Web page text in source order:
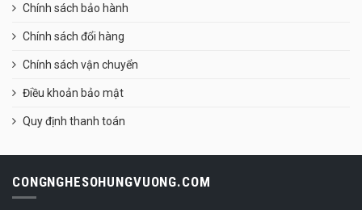
Chính sách bảo hành
Chính sách đổi hàng
Chính sách vận chuyển
Điều khoản bảo mật
Quy định thanh toán
CONGNGHESOHUNGVUONG.COM